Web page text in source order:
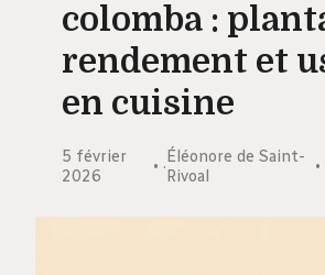
Jardinage
Immobilier
colomba :
rendement et
en cuisine
5 février
2026
·Éléonore de Saint-
Rivoal